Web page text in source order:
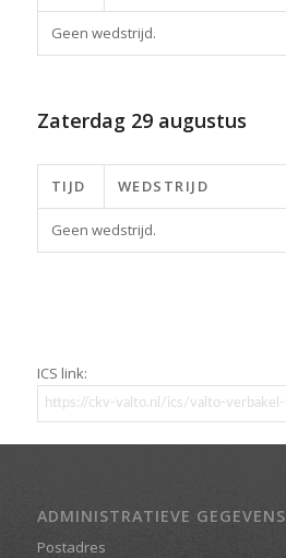
Geen wedstrijd.
Zaterdag29 augustus
TIJD WEDSTRIJD
Geen wedstrijd.
ICS link:
ADMINISTRATIEVE GEGEVENS
Postadres